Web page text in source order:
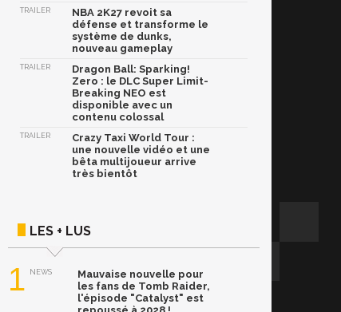
TRAILER
NBA 2K27 revoit sa
défense et transforme le
système de dunks,
nouveau gameplay
TRAILER
Dragon Ball: Sparking!
Zero : le DLC Super Limit-
Breaking NEO est
disponible avec un
contenu colossal
TRAILER
Crazy Taxi World Tour :
une nouvelle vidéo et une
bêta multijoueur arrive
très bientôt
LES + LUS
1 NEWS
Mauvaise nouvelle pour
les fans de Tomb Raider,
l'épisode "Catalyst" est